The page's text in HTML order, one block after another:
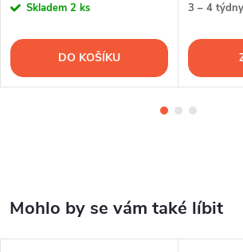
Skladem 2 ks
DO KOŠÍKU
3 – 4 týdny